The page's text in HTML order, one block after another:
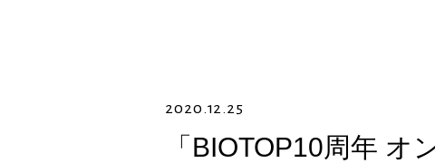
2020.12.25
「BIOTOP10周年